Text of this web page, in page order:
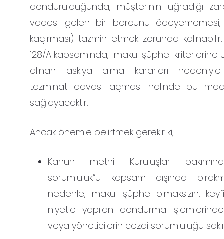
dondurulduğunda, müşterinin uğradığı
vadesi gelen bir borcunu ödeyememesi,
kaçırması) tazmin etmek zorunda
128/A kapsamında, "makul şüphe" kriterlerine
alınan askıya alma kararları
tazminat davası açması halinde bu
sağlayacaktır.
Ancak önemle belirtmek gerekir ki;
Kanun metni Kuruluşlar
sorumluluk”u kapsam dışında
nedenle, makul şüphe olmaksızın,
niyetle yapılan dondurma
veya yöneticilerin cezai sorumluluğu